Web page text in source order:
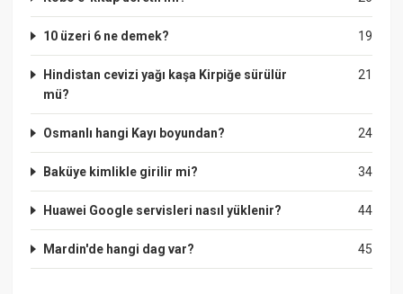
19
10 üzeri 6 ne demek?
21
Hindistan cevizi yağı kaşa Kirpiğe sürülür
mü?
24
Osmanlı hangi Kayı boyundan?
34
Baküye kimlikle girilir mi?
44
Huawei Google servisleri nasıl yüklenir?
45
Mardin'de hangi dag var?